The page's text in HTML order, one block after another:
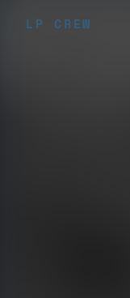
LP CREW